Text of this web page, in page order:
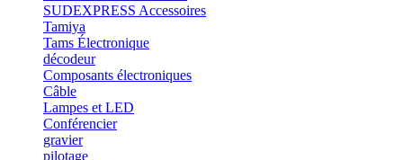
SUDEXPRESS Accessoires
Tamiya
Tams Électronique
décodeur
Composants électroniques
Câble
Lampes et LED
Conférencier
gravier
pilotage